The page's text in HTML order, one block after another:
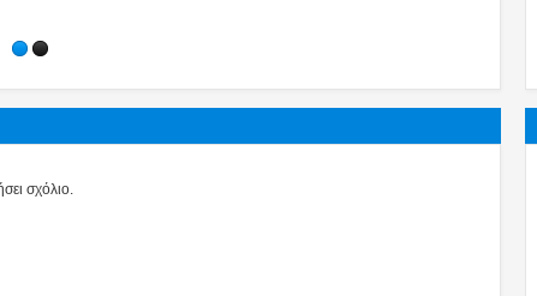
Τι έχουν στα χέρια τους οι
(photo)